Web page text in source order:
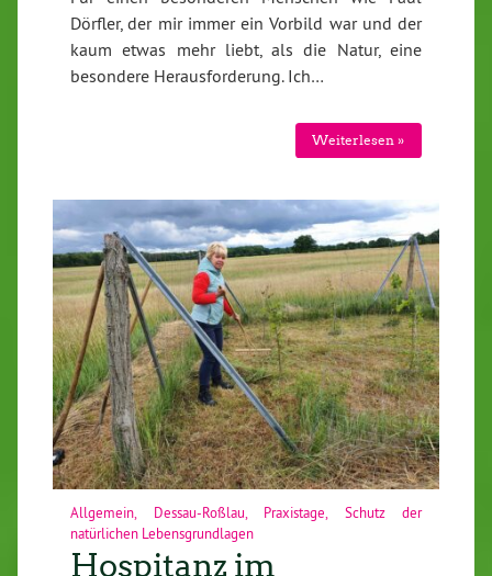
Dörfler, der mir immer ein Vorbild war und der
kaum etwas mehr liebt, als die Natur, eine
besondere Herausforderung. Ich…
Weiterlesen »
Allgemein Dessau-Roßlau Praxistage
Schutz der
natürlichen Lebensgrundlagen
Hospitanz im